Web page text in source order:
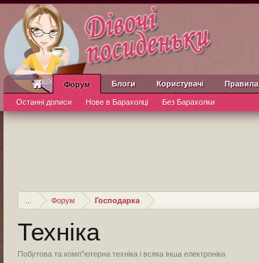
Форум Господарка
Техніка
Побутова та комп"ютерна техніка і всяка інша електроніка
Форум
Останні дописи Нове в Барахолці Без Барахолки
Блоги Користувачі Правила